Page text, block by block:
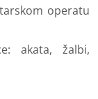
operatu
akata, žalbi,